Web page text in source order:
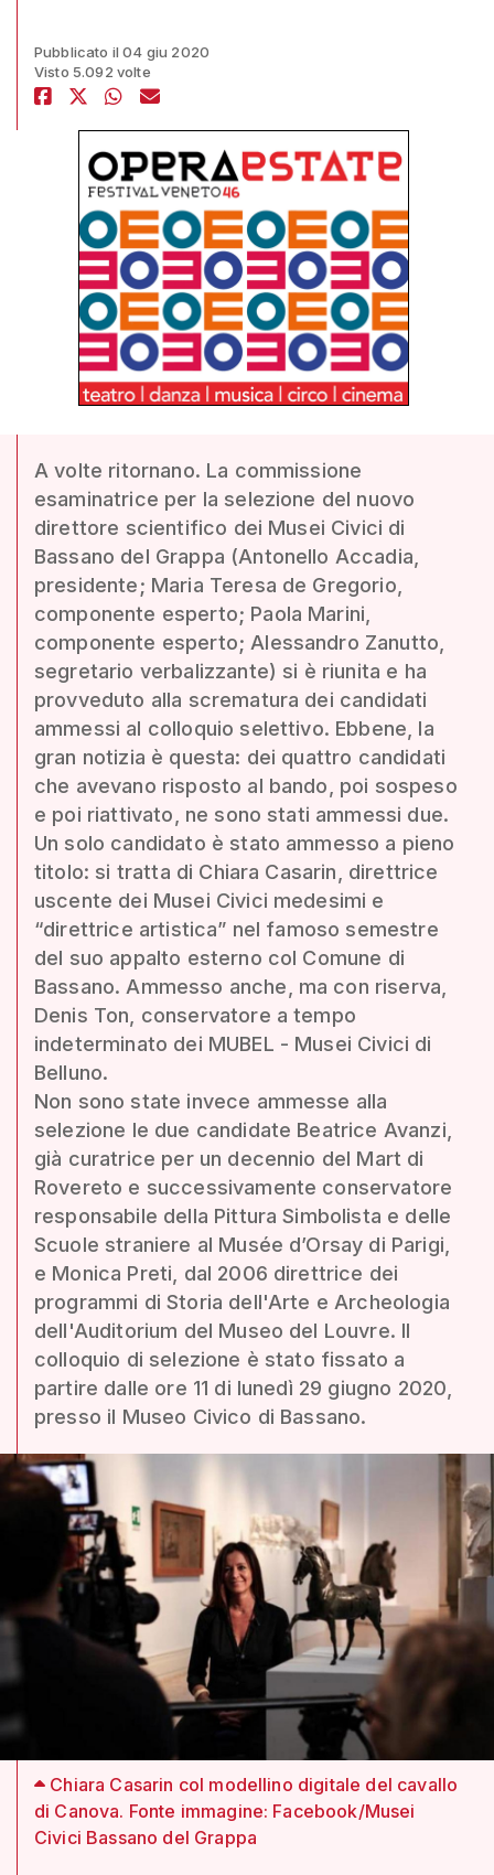
Pubblicato il 04 giu 2020
Visto 5.092 volte
A volte ritornano. La commissione
esaminatrice per la selezione del nuovo
direttore scientifico dei Musei Civici di
Bassano del Grappa (Antonello Accadia,
presidente; Maria Teresa de Gregorio,
componente esperto; Paola Marini,
componente esperto; Alessandro Zanutto,
segretario verbalizzante) si è riunita e ha
provveduto alla scrematura dei candidati
ammessi al colloquio selettivo. Ebbene, la
gran notizia è questa: dei quattro candidati
che avevano risposto al bando, poi sospeso
e poi riattivato, ne sono stati ammessi due.
Un solo candidato è stato ammesso a pieno
titolo: si tratta di Chiara Casarin, direttrice
uscente dei Musei Civici medesimi e
“direttrice artistica” nel famoso semestre
del suo appalto esterno col Comune di
Bassano. Ammesso anche, ma con riserva,
Denis Ton, conservatore a tempo
indeterminato dei MUBEL - Musei Civici di
Belluno.
Non sono state invece ammesse alla
selezione le due candidate Beatrice Avanzi,
già curatrice per un decennio del Mart di
Rovereto e successivamente conservatore
responsabile della Pittura Simbolista e delle
Scuole straniere al Musée d’Orsay di Parigi,
e Monica Preti, dal 2006 direttrice dei
programmi di Storia dell'Arte e Archeologia
dell'Auditorium del Museo del Louvre. Il
colloquio di selezione è stato fissato a
partire dalle ore 11 di lunedì 29 giugno 2020,
presso il Museo Civico di Bassano.
Chiara Casarin col modellino digitale del cavallo
di Canova. Fonte immagine: Facebook/Musei
Civici Bassano del Grappa